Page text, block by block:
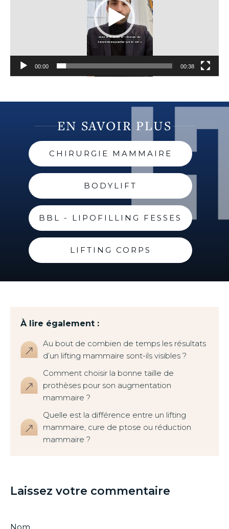
00:00 00:38
EN SAVOIR PLUS
CHIRURGIE MAMMAIRE
BODYLIFT
BBL - LIPOFILLING FESSES
LIFTING CORPS
À lire également :
Au bout de combien de temps les résultats
d’un lifting mammaire sont-ils visibles ?
Comment choisir la bonne taille de
prothèses pour son augmentation
mammaire ?
Quelle est la différence entre un lifting
mammaire, cure de ptose ou réduction
mammaire ?
Laissez votre commentaire